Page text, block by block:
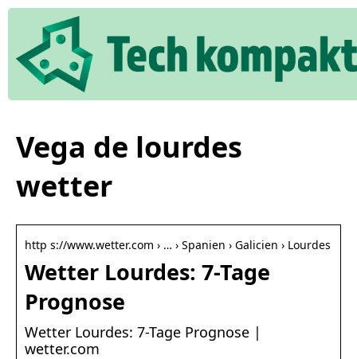
Vega de lourdes
wetter
http s://www.wetter.com › … › Spanien › Galicien › Lourdes
Wetter Lourdes: 7-Tage
Prognose
Wetter Lourdes: 7-Tage Prognose |
wetter.com